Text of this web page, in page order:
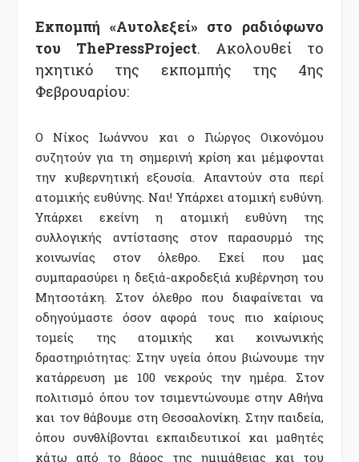
Εκπομπή «Aυτολεξεί» στο ραδιόφωνο
του ThePressProject. Ακολουθεί το
ηχητικό της εκπομπής της 4ης
Φεβρουαρίου:
Ο Νίκος Ιωάννου και ο Γιώργος Οικονόμου
συζητούν για τη σημερινή κρίση και μέμφονται
την κυβερνητική εξουσία. Απαντούν στα περί
ατομικής ευθύνης. Ναι! Υπάρχει ατομική ευθύνη.
Υπάρχει εκείνη η ατομική ευθύνη της
συλλογικής αντίστασης στον παρασυρμό της
κοινωνίας στον όλεθρο. Εκεί που μας
συμπαρασύρει η δεξιά-ακροδεξιά κυβέρνηση του
Μητσοτάκη. Στον όλεθρο που διαφαίνεται να
οδηγούμαστε όσον αφορά τους πιο καίριους
τομείς της ατομικής και κοινωνικής
δραστηριότητας: Στην υγεία όπου βιώνουμε την
κατάρρευση με 100 νεκρούς την ημέρα. Στον
πολιτισμό όπου τον τσιμεντώνουμε στην Αθήνα
και τον θάβουμε στη Θεσσαλονίκη. Στην παιδεία,
όπου συνθλίβονται εκπαιδευτικοί και μαθητές
κάτω από το βάρος της ημιμάθειας και του